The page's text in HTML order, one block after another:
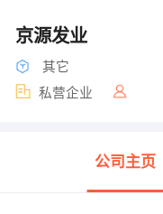
京源发业
其它
私营企业
公司主页